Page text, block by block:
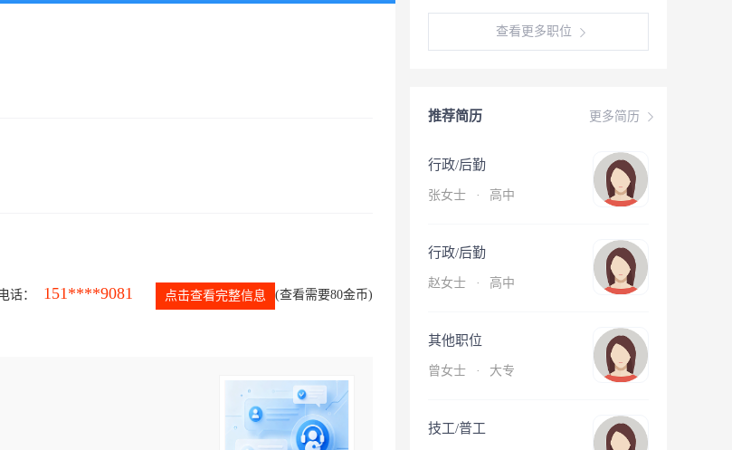
话： 151****9081 点击查看完整信息 (查看需要80金币)
查看更多职位
更多简历
推荐简历
行政/后勤
张女士 · 高中
行政/后勤
赵女士 · 高中
其他职位
曾女士 · 大专
技工/普工